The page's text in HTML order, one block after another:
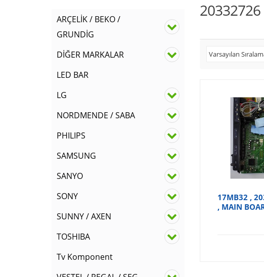
20332726
17MB32 ,
, MAIN
ARÇELİK / BEKO /
GRUNDİG
DİĞER MARKALAR
LED BAR
LG
NORDMENDE / SABA
PHILIPS
SAMSUNG
SANYO
SONY
SUNNY / AXEN
TOSHIBA
Tv Komponent